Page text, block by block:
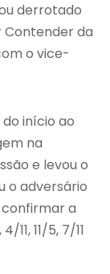
derrotado
Contender da
o vice-
início ao
na
e levou o
o adversário
a
11, 11/5, 7/11